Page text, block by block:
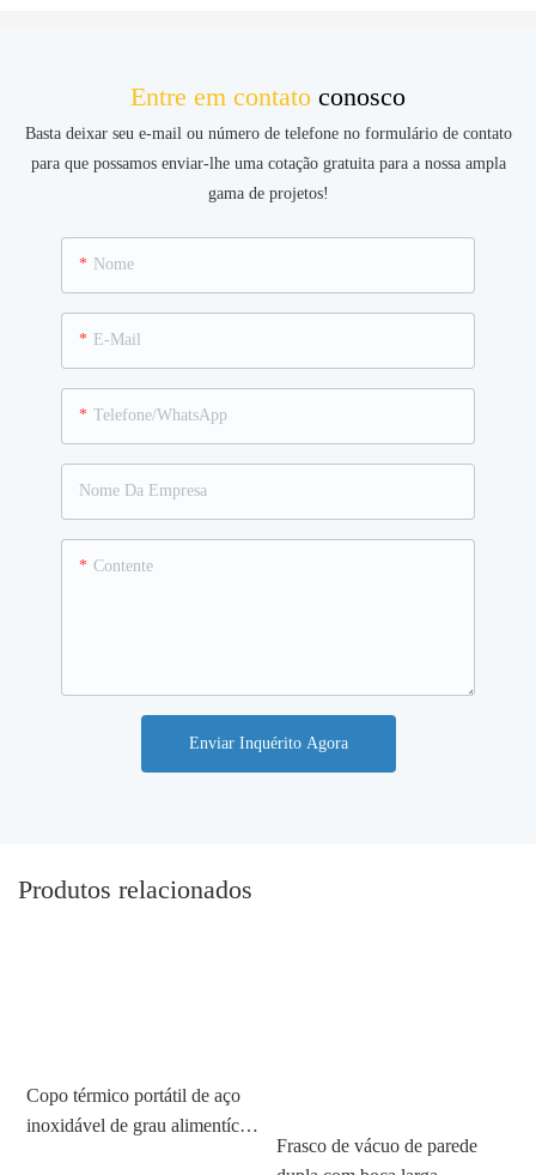
Entre em contato conosco
Basta deixar seu e-mail ou número de telefone no formulário de contato
para que possamos enviar-lhe uma cotação gratuita para a nossa ampla
gama de projetos!
Nome
E-Mail
Telefone/WhatsApp
Nome Da Empresa
Contente
Enviar Inquérito Agora
Produtos relacionados
Copo térmico portátil de aço
inoxidável de grau alimentício
Frasco de vácuo de parede